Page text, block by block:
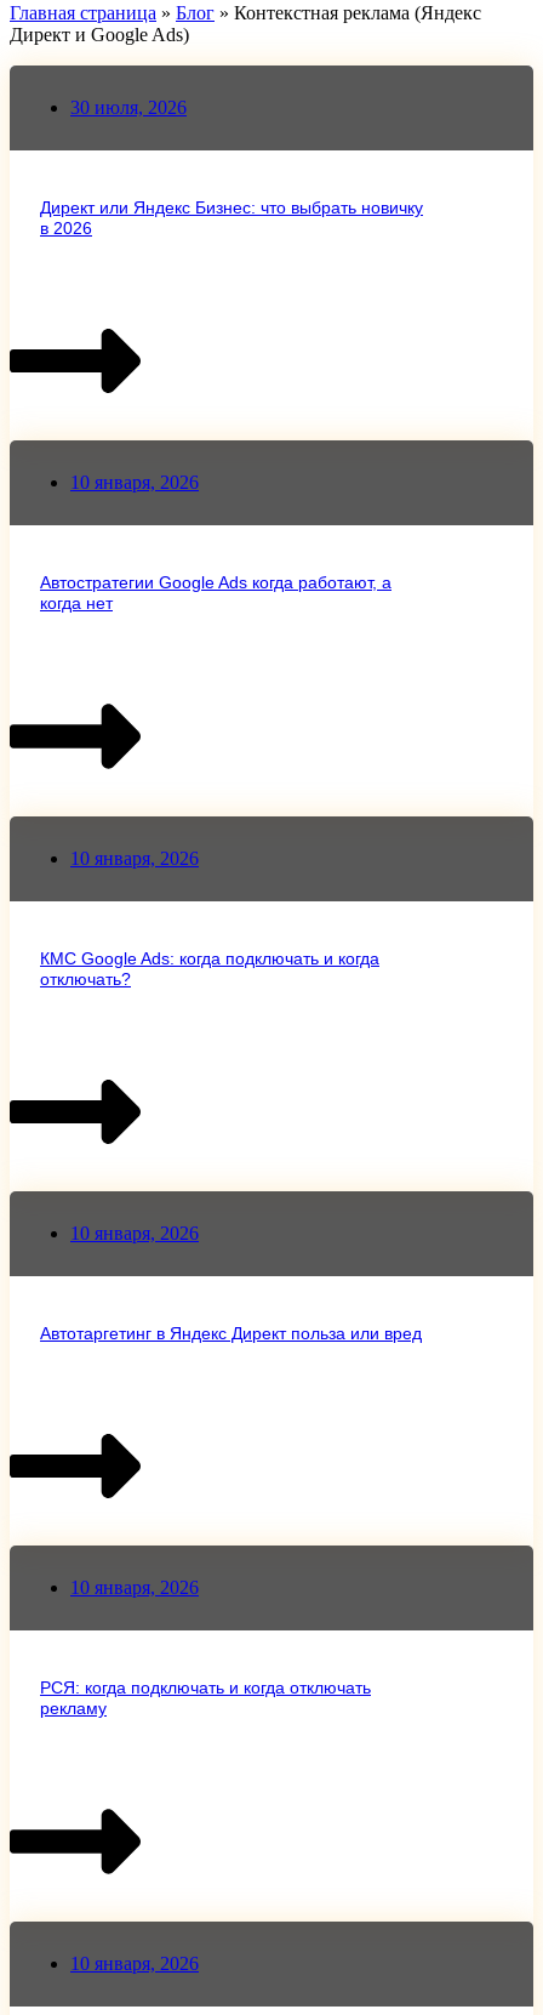
Главная страница » Блог » Контекстная реклама (Яндекс
Директ и Google Ads)
30 июля, 2026
Директ или Яндекс Бизнес: что выбрать новичку
в 2026
10 января, 2026
Автостратегии Google Ads когда работают, а
когда нет
10 января, 2026
КМС Google Ads: когда подключать и когда
отключать?
10 января, 2026
Автотаргетинг в Яндекс Директ польза или вред
10 января, 2026
РСЯ: когда подключать и когда отключать
рекламу
10 января, 2026